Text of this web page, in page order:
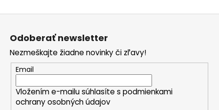
Z
Odoberať newsletter
Nezmeškajte žiadne novinky či zľavy!
Email
Vložením e-mailu súhlasíte s podmienkami
ochrany osobných údajov